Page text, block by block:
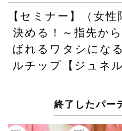
【セミナー】（女
決める！～指先か
ばれるワタシにな
ルチップ【ジュネ
終了したパー